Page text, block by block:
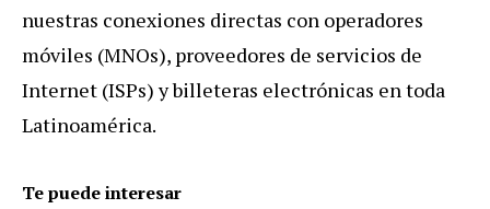
nuestras conexiones directas con operadores
móviles (MNOs), proveedores de servicios de
Internet (ISPs) y billeteras electrónicas en toda
Latinoamérica.
Te puede interesar